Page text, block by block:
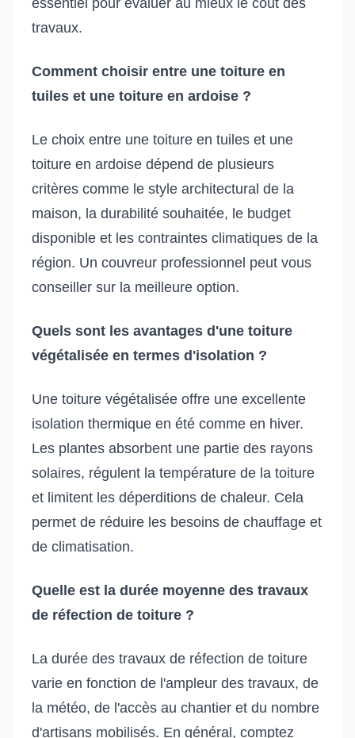
travaux.
Comment choisir entre une toiture en
tuiles et une toiture en ardoise ?
Le choix entre une toiture en tuiles et une
toiture en ardoise dépend de plusieurs
critères comme le style architectural de la
maison, la durabilité souhaitée, le budget
disponible et les contraintes climatiques de la
région. Un couvreur professionnel peut vous
conseiller sur la meilleure option.
Quels sont les avantages d'une toiture
végétalisée en termes d'isolation ?
Une toiture végétalisée offre une excellente
isolation thermique en été comme en hiver.
Les plantes absorbent une partie des rayons
solaires, régulent la température de la toiture
et limitent les déperditions de chaleur. Cela
permet de réduire les besoins de chauffage et
de climatisation.
Quelle est la durée moyenne des travaux
de réfection de toiture ?
La durée des travaux de réfection de toiture
varie en fonction de l'ampleur des travaux, de
la météo, de l'accès au chantier et du nombre
d'artisans mobilisés. En général, comptez